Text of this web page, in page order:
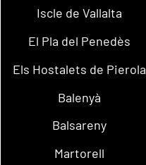
Iscle de Vallalta
El Pla del Penedès
Els Hostalets de Pierola
Balenyà
Balsareny
Martorell